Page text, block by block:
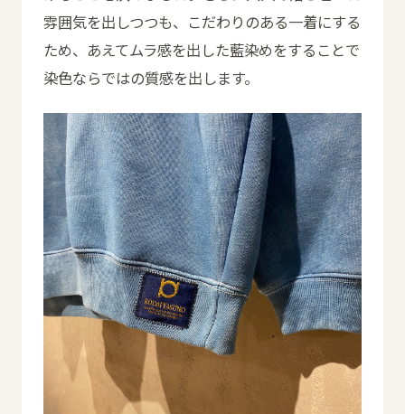
雰囲気を出しつつも、こだわりのある一着にする
ため、あえてムラ感を出した藍染めをすることで
染色ならではの質感を出します。